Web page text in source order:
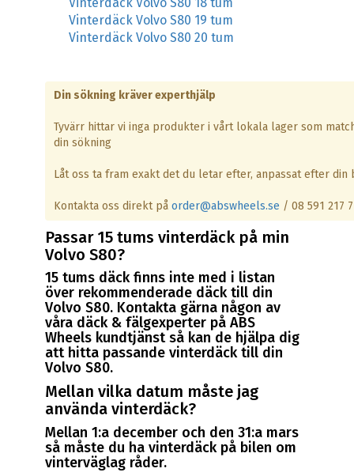
Vinterdäck Volvo S80 18 tum
Vinterdäck Volvo S80 19 tum
Vinterdäck Volvo S80 20 tum
Din sökning kräver experthjälp
Tyvärr hittar vi inga produkter i vårt lokala lager som
din sökning
Låt oss ta fram exakt det du letar efter, anpassat efter din
Kontakta oss direkt påorder@abswheels.se / 08 591 217
Passar 15 tums vinterdäck på min
Volvo S80?
15 tums däck finns inte med i listan
över rekommenderade däck till din
Volvo S80. Kontakta gärna någon av
våra däck & fälgexperter på ABS
Wheels kundtjänst så kan de hjälpa dig
att hitta passande vinterdäck till din
Volvo S80.
Mellan vilka datum måste jag
använda vinterdäck?
Mellan 1:a december och den 31:a mars
så måste du ha vinterdäck på bilen om
vinterväglag råder.